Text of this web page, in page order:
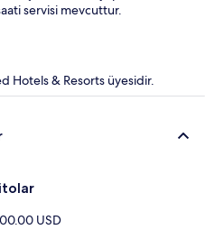
servisi mevcuttur.
Hotels & Resorts üyesidir.
USD